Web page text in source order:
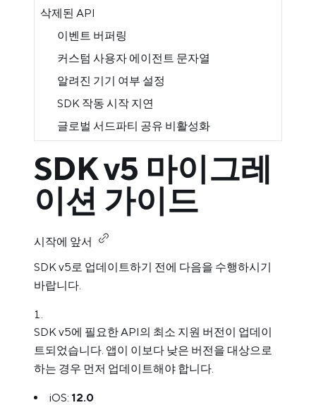
삭제된 API
이벤트 버퍼링
커스텀 사용자 에이전트 문자열
알려진 기기 여부 설정
SDK 작동 시작 지연
글로벌 서드파티 공유 비활성화
SDK v5 마이그레
이션 가이드
시작에 앞서
SDK v5로 업데이트하기 전에 다음을 수행하시기
바랍니다.
SDK v5에 필요한 API의 최소 지원 버전이 업데이
트되었습니다. 앱이 이보다 낮은 버전을 대상으로
하는 경우 먼저 업데이트해야 합니다.
iOS: 12.0